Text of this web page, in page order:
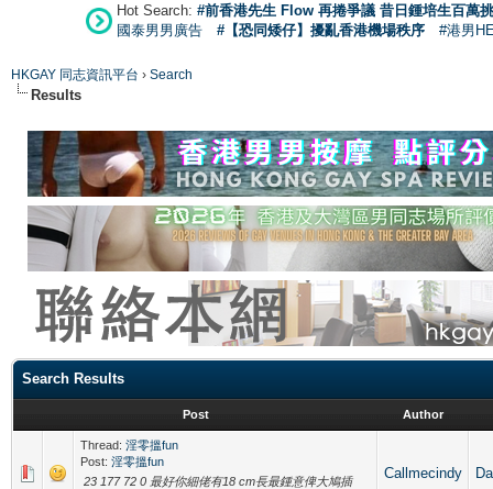
Hot Search: #前香港先生 Flow 再捲爭議 昔日鍾培生百萬
國泰男男廣告
#【恐同矮仔】擾亂香港機場秩序 #港男
HKGAY 同志資訊平台 › Search
Results
Search Results
Post Author
Thread: 淫零搵fun
Post: 淫零搵fun
23 177 72 0 最好你細佬有18 cm長最鍾意俾大鳩插
Callmecindy